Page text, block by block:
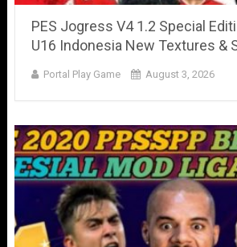
PES Jogress V4 1.2 Special
U16 Indonesia New Textures &
Portal Play Game August 3, 2026